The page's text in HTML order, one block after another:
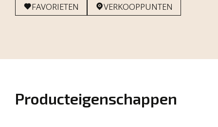
FAVORIETEN VERKOOPPUNTEN
Producteigenschappen